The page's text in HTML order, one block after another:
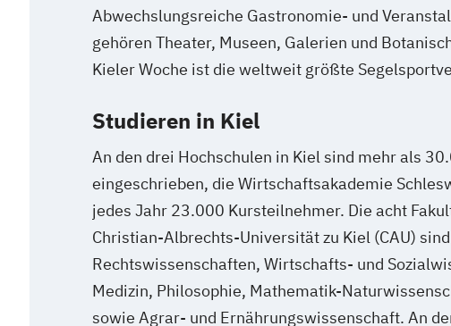
Abwechslungsreiche Gastronomie- und
gehören Theater, Museen, Galerien und
Kieler Woche ist die weltweit größte
Studieren in Kiel
An den drei Hochschulen in Kiel sind mehr als
eingeschrieben, die Wirtschaftsakademie
jedes Jahr 23.000 Kursteilnehmer. Die acht
Christian-Albrechts-Universität zu Kiel (CAU)
Rechtswissenschaften, Wirtschafts- und
Medizin, Philosophie, Mathematik-
sowie Agrar- und Ernährungswissenschaft. An